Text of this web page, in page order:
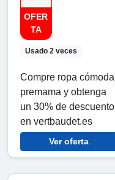
OFER
TA
Usado 2 veces
Compre ropa cómoda
premama y obtenga
un 30% de descuento
en vertbaudet.es
Ver oferta